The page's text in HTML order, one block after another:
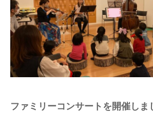
ファミリーコンサートを開催しま
アクセス